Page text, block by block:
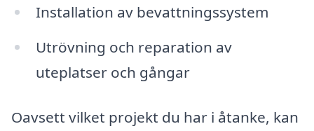
Installation av bevattningssystem
Utrövning och reparation av
uteplatser och gångar
Oavsett vilket projekt du har i åtanke, kan